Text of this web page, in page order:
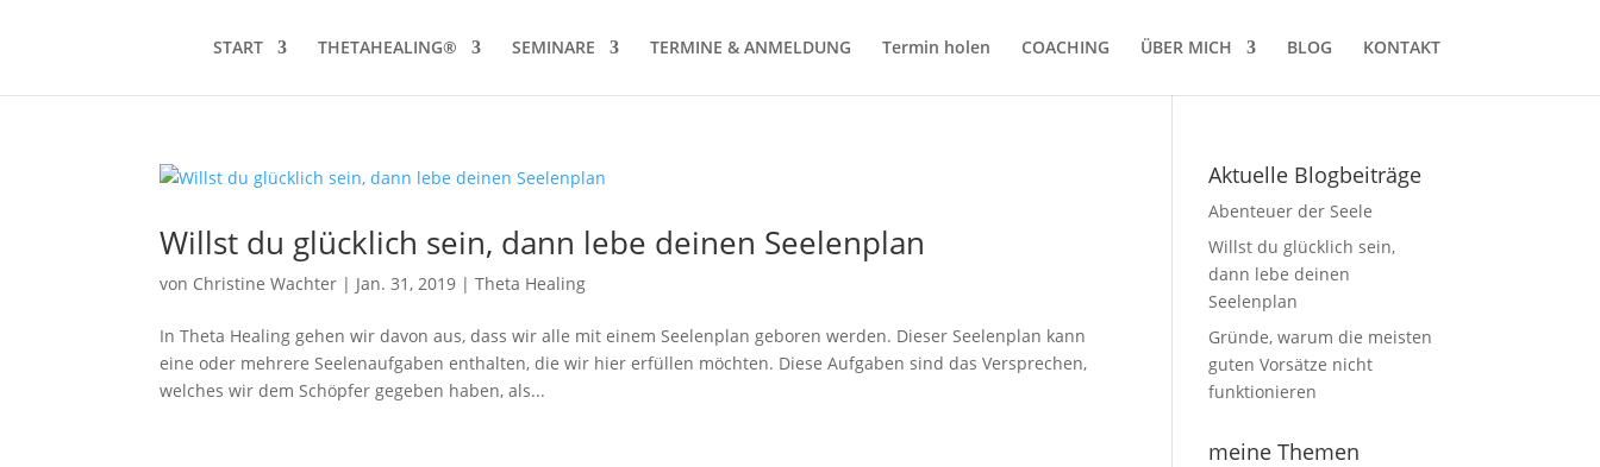
START THETAHEALING® SEMINARE TERMINE & ANMELDUNG Termin holen COACHING ÜBER MICH BLOG KONTAKT
Willst du glücklich sein, dann lebe deinen Seelenplan
von Christine Wachter | Jan. 31, 2019 |Theta Healing
In Theta Healing gehen wir davon aus, dass wir alle mit einem Seelenplan geboren werden. Dieser Seelenplan kann
eine oder mehrere Seelenaufgaben enthalten, die wir hier erfüllen möchten. Diese Aufgaben sind das Versprechen,
welches wir dem Schöpfer gegeben haben, als...
Aktuelle Blogbeiträge
Abenteuer der Seele
Willst du glücklich sein,
dann lebe deinen
Seelenplan
Gründe, warum die meisten
guten Vorsätze nicht
funktionieren
meine Themen